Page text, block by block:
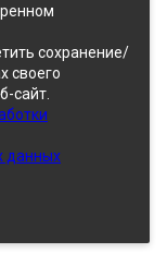
сохранение/
своего
сайт.
данных